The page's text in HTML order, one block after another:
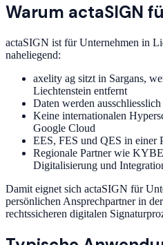
Warum actaSIGN
actaSIGN ist für Unternehmen in
naheliegend:
axelity ag sitzt in Sargans,
Liechtenstein entfernt
Daten werden
Keine internationalen
Google Cloud
EES, FES und QES in einer
Regionale Partner wie
Digitalisierung und
Damit eignet sich actaSIGN für
persönlichen Ansprechpartner in
rechtssicheren digitalen